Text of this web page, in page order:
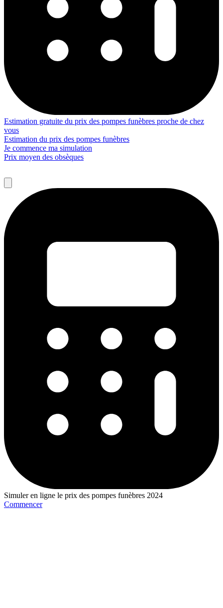
Estimation gratuite du prix des pompes funèbres proche de chez
vous
Estimation du prix des pompes funèbres
Je commence ma simulation
Prix moyen des obsèques
Simuler en ligne le prix des pompes funèbres 2024
Commencer